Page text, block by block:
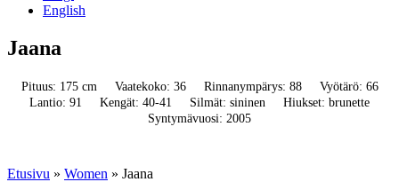
English
Jaana
Pituus: 175 cm Vaatekoko: 36 Rinnanympärys: 88
Vyötärö: 66
Lantio: 91
Kengät: 40-41 Silmät: sininen
Hiukset: brunette
Syntymävuosi: 2005
Etusivu » Women » Jaana